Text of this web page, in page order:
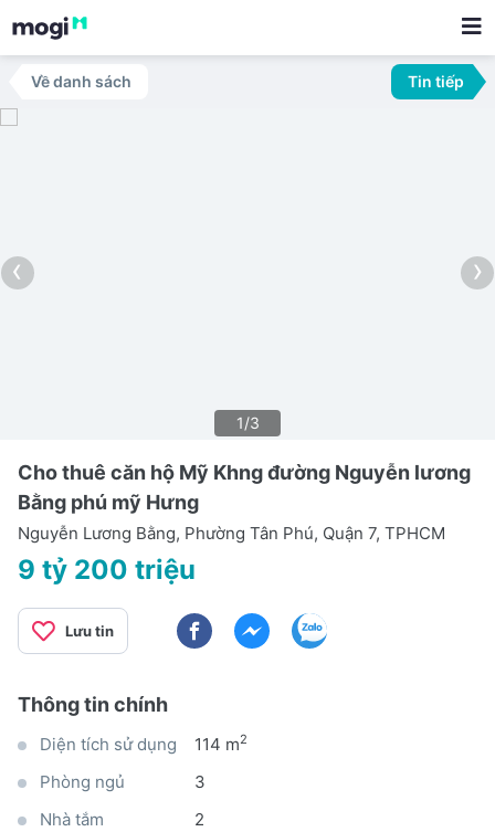
Về danh sách Tin tiếp
‹ ›
1/3
Cho thuê căn hộ Mỹ Khng đường Nguyễn lương
Bằng phú mỹ Hưng
Nguyễn Lương Bằng, Phường Tân Phú, Quận 7, TPHCM
9 tỷ 200 triệu
Lưu tin
Thông tin chính
Diện tích sử dụng 114 m2
Phòng ngủ
3
Nhà tắm
2